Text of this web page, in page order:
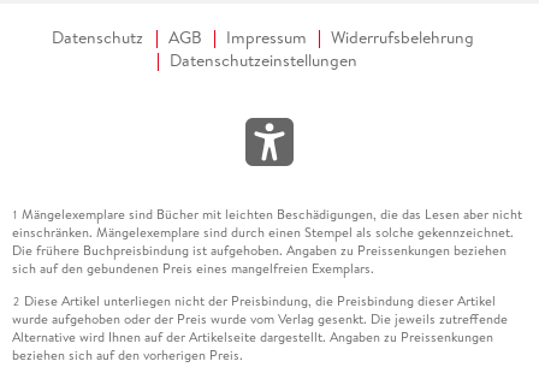
Datenschutz AGB Impressum
Widerrufsbelehrung
Datenschutzeinstellungen
1 Mängelexemplare sind Bücher mit leichten Beschädigungen, die das Lesen aber nicht
einschränken. Mängelexemplare sind durch einen Stempel als solche gekennzeichnet.
Die frühere Buchpreisbindung ist aufgehoben. Angaben zu Preissenkungen beziehen
sich auf den gebundenen Preis eines mangelfreien Exemplars.
2 Diese Artikel unterliegen nicht der Preisbindung, die Preisbindung dieser Artikel
wurde aufgehoben oder der Preis wurde vom Verlag gesenkt. Die jeweils zutreffende
Alternative wird Ihnen auf der Artikelseite dargestellt. Angaben zu Preissenkungen
beziehen sich auf den vorherigen Preis.